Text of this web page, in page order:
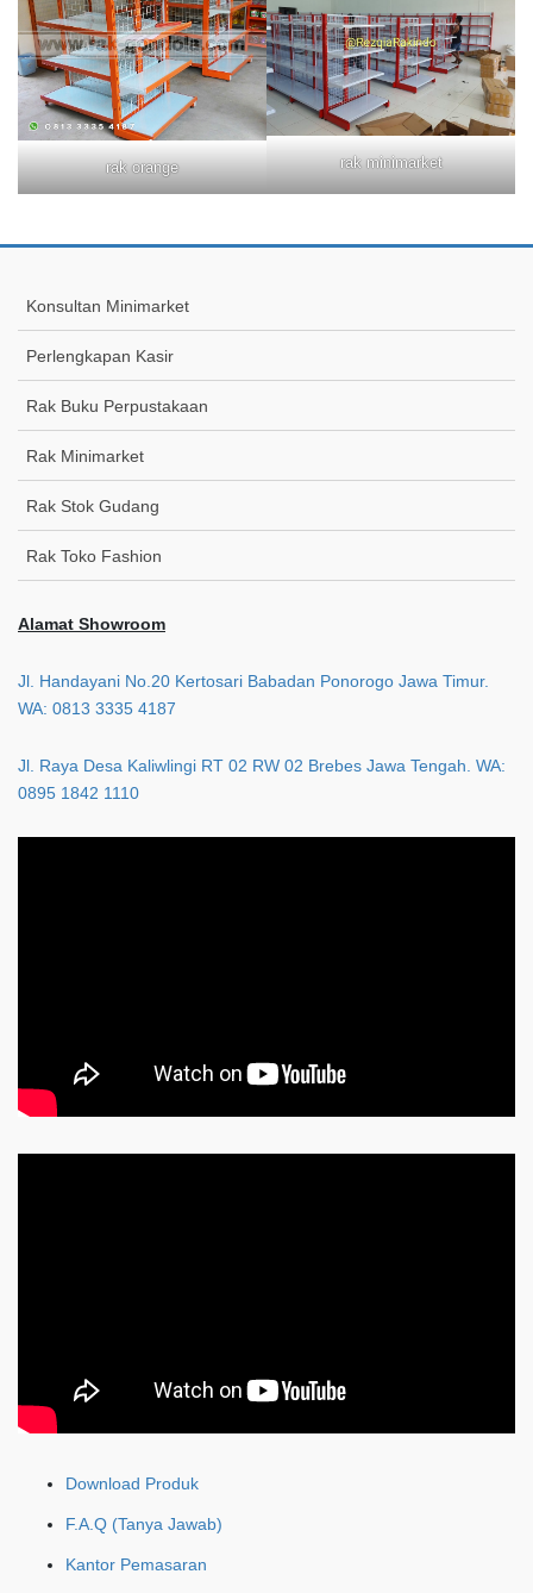
rak orange rak minimarket
Konsultan Minimarket
Perlengkapan Kasir
Rak Buku Perpustakaan
Rak Minimarket
Rak Stok Gudang
Rak Toko Fashion
Alamat Showroom
Jl. Handayani No.20 Kertosari Babadan Ponorogo Jawa Timur.
WA: 0813 3335 4187
Jl. Raya Desa Kaliwlingi RT 02 RW 02 Brebes Jawa Tengah. WA:
0895 1842 1110
Download Produk
F.A.Q (Tanya Jawab)
Kantor Pemasaran